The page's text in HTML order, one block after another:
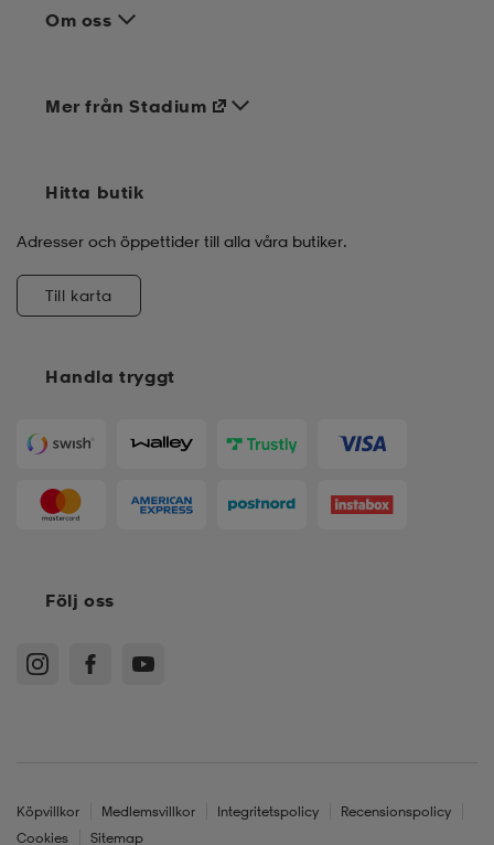
Om oss
Handla tryggt
Mer från Stadium
Hitta butik
Adresser och öppettider till alla våra butiker.
Till karta
Följ oss
Köpvillkor Medlemsvillkor Integritetspolicy
Recensionspolicy
Cookies
Sitemap